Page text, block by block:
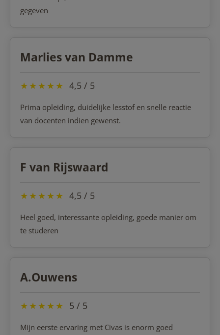
gegeven
Marlies van Damme
★★★★★ 4,5 / 5
Prima opleiding, duidelijke lesstof en snelle reactie
van docenten indien gewenst.
F van Rijswaard
★★★★★ 4,5 / 5
Heel goed, interessante opleiding, goede manier om
te studeren
A.Ouwens
★★★★★ 5 / 5
Mijn eerste ervaring met Civas is enorm goed